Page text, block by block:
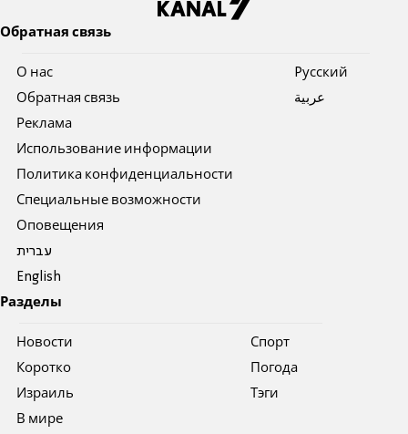
Обратная связь
О нас
Обратная связь
Реклама
Использование информации
Политика конфиденциальности
Специальные возможности
Оповещения
עברית
English
Pусский
عربية
Разделы
Новости
Коротко
Израиль
В мире
Спорт
Погода
Тэги